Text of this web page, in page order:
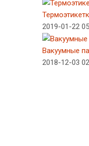
2019-01-22
Вакуумные
2018-12-03